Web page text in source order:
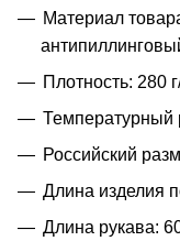
Материал
Плотность: 280
Температурный
Российский
Длина изделия
Длина рукава: